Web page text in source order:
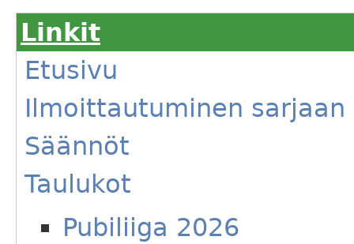
Linkit
Etusivu
Ilmoittautuminen sarjaan
Säännöt
Taulukot
Pubiliiga 2026